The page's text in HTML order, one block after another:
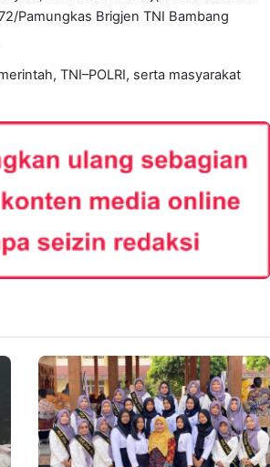
Pamungkas Brigjen TNI Bambang
TNI–POLRI, serta masyarakat